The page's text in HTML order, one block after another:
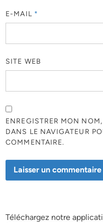
E-MAIL *
SITE WEB
ENREGISTRER MON
DANS LE NAVIGATEUR
COMMENTAIRE.
Téléchargez notre